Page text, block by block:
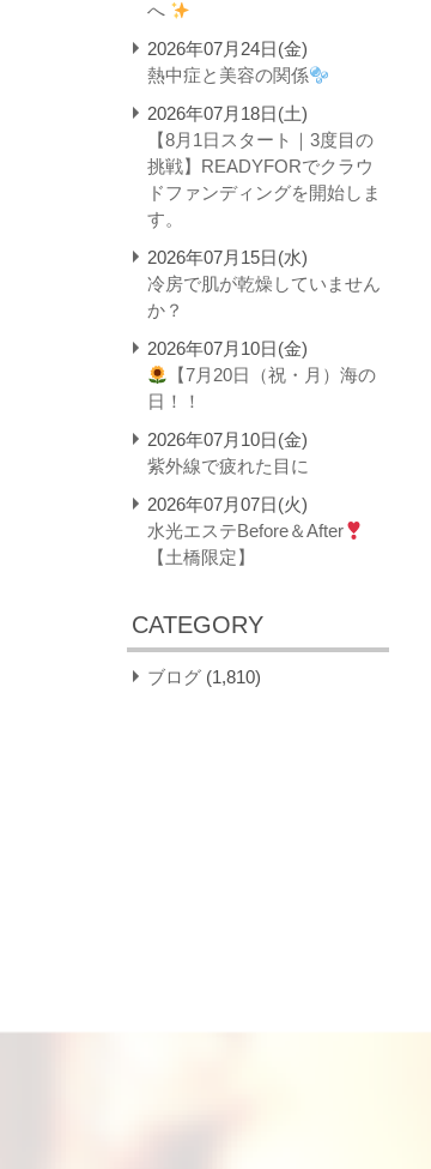
へ
2026年07月24日(金)
熱中症と美容の関係
2026年07月18日(土)
【8月1日スタート｜3度目の
挑戦】READYFORでクラウ
ドファンディングを開始しま
す。
2026年07月15日(水)
冷房で肌が乾燥していません
か？
2026年07月10日(金)
【7月20日（祝・月）海の
日！！
2026年07月10日(金)
紫外線で疲れた目に
2026年07月07日(火)
水光エステBefore＆After
【土橋限定】
CATEGORY
ブログ(1,810)